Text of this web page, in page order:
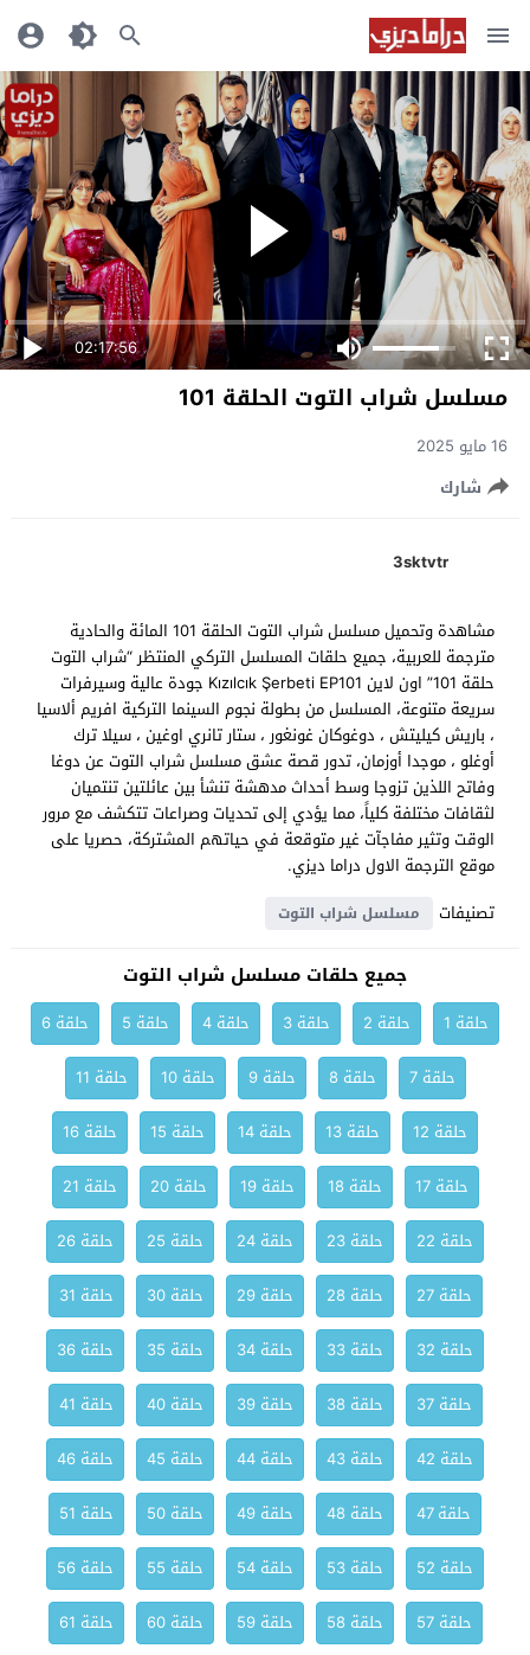
02:17:56
مسلسل شراب التوت الحلقة 101
16 مايو 2025
شارك
3sktvtr
مشاهدة وتحميل مسلسل شراب التوت الحلقة 101 المائة والحادية
مترجمة للعربية، جميع حلقات المسلسل التركي المنتظر “شراب التوت
حلقة 101” اون لاين Kızılcık Şerbeti EP101 جودة عالية وسيرفرات
سريعة متنوعة، المسلسل من بطولة نجوم السينما التركية افريم ألاسيا
، باريش كيليتش ، دوغوكان غونغور ، ستار تانري اوغين ، سيلا ترك
أوغلو ، موجدا أوزمان، تدور قصة عشق مسلسل شراب التوت عن دوغا
وفاتح اللذين تزوجا وسط أحداث مدهشة تنشأ بين عائلتين تنتميان
لثقافات مختلفة كلياً، مما يؤدي إلى تحديات وصراعات تتكشف مع مرور
الوقت وتثير مفاجآت غير متوقعة في حياتهم المشتركة، حصريا على
موقع الترجمة الاول دراما ديزي.
تصنيفات
مسلسل شراب التوت
جميع حلقات مسلسل شراب التوت
حلقة 1 حلقة 2 حلقة 3 حلقة 4 حلقة 5
حلقة 6
حلقة 7
حلقة 8 حلقة 9 حلقة 10
حلقة 11
حلقة 12
حلقة 13 حلقة 14 حلقة 15
حلقة 16
حلقة 17
حلقة 18 حلقة 19 حلقة 20
حلقة 21
حلقة 22
حلقة 23 حلقة 24 حلقة 25
حلقة 26
حلقة 27
حلقة 28 حلقة 29 حلقة 30
حلقة 31
حلقة 32
حلقة 33 حلقة 34 حلقة 35
حلقة 36
حلقة 37
حلقة 38 حلقة 39 حلقة 40
حلقة 41
حلقة 42
حلقة 43 حلقة 44 حلقة 45
حلقة 46
حلقة 47
حلقة 48 حلقة 49 حلقة 50
حلقة 51
حلقة 52
حلقة 53 حلقة 54 حلقة 55
حلقة 56
حلقة 57
حلقة 58 حلقة 59 حلقة 60
حلقة 61